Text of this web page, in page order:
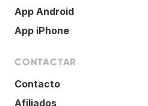
App Android
App iPhone
CONTACTAR
Contacto
Afiliados